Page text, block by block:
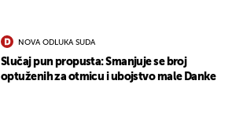
NOVA ODLUKA SUDA
Slučaj pun propusta: Smanjuje se broj
optuženih za otmicu i ubojstvo male Danke